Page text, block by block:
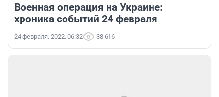
Военная операция на Украине:
хроника событий 24 февраля
24 февраля, 2022, 06:32 38 616